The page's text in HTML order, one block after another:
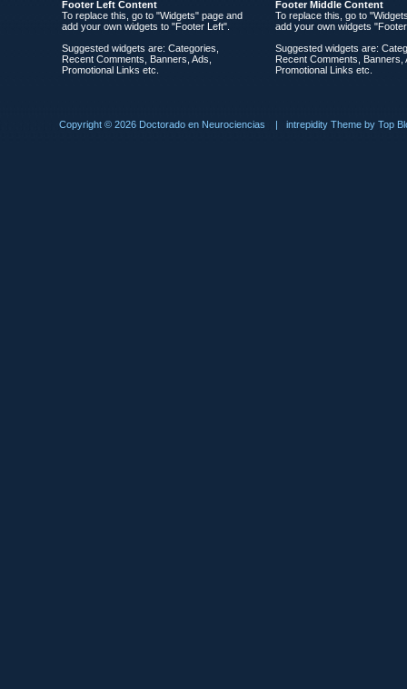
Footer Left Content
To replace this, go to "Widgets" page and
add your own widgets to "Footer Left".
Suggested widgets are: Categories,
Recent Comments, Banners, Ads,
Promotional Links etc.
Footer Middle Content
To replace this, go to
add your own widgets
Suggested widgets are:
Recent Comments, Banners,
Promotional Links etc.
Copyright © 2026 Doctorado en Neurociencias | intrepidity Theme by Top